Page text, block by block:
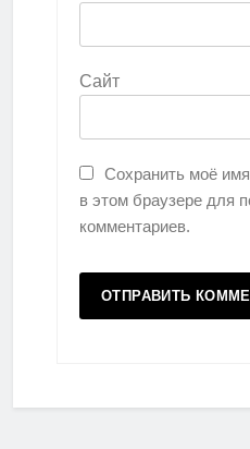
Сайт
Сохранить моё
в этом браузере для
комментариев.